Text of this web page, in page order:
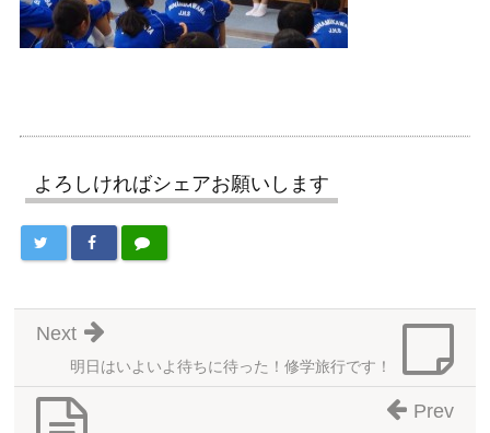
よろしければシェアお願いします
明日はいよいよ待ちに待った！修学旅行です！
Next
Prev